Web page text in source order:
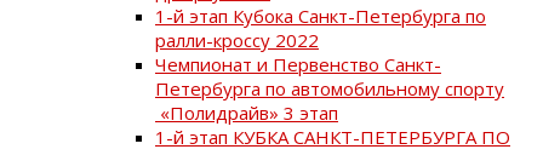
1-й этап Кубока Санкт-Петербурга по
ралли-кроссу 2022
Чемпионат и Первенство Санкт-
Петербурга по автомобильному спорту
«Полидрайв» 3 этап
1-й этап КУБКА САНКТ-ПЕТЕРБУРГА ПО